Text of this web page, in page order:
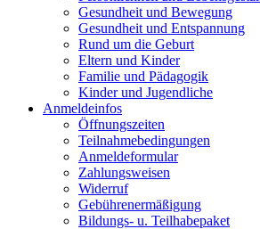
Gesundheit und Bewegung
Gesundheit und Entspannung
Rund um die Geburt
Eltern und Kinder
Familie und Pädagogik
Kinder und Jugendliche
Anmeldeinfos
Öffnungszeiten
Teilnahmebedingungen
Anmeldeformular
Zahlungsweisen
Widerruf
Gebührenermäßigung
Bildungs- u. Teilhabepaket